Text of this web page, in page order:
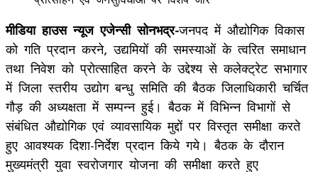
मीडिया हाउस न्यूज एजेन्सी सोनभद्र-जनपद में औद्योगिक विकास
को गति प्रदान करने, उद्यमियों की समस्याओं के त्वरित समाधान
तथा निवेश को प्रोत्साहित करने के उद्देश्य से कलेक्ट्रेट सभागार
में जिला स्तरीय उद्योग बन्धु समिति की बैठक जिलाधिकारी चर्चित
गौड़ की अध्यक्षता में सम्पन्न हुई। बैठक में विभिन्न विभागों से
संबंधित औद्योगिक एवं व्यावसायिक मुद्दों पर विस्तृत समीक्षा करते
हुए आवश्यक दिशा-निर्देश प्रदान किये गये। बैठक के दौरान
मुख्यमंत्री युवा स्वरोजगार योजना की समीक्षा करते हुए